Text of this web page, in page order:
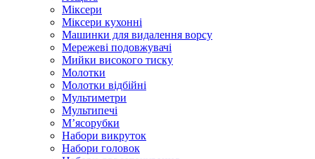
Міксери
Міксери кухонні
Машинки для видалення ворсу
Мережеві подовжувачі
Мийки високого тиску
Молотки
Молотки відбійні
Мультиметри
Мультипечі
М’ясорубки
Набори викруток
Набори головок